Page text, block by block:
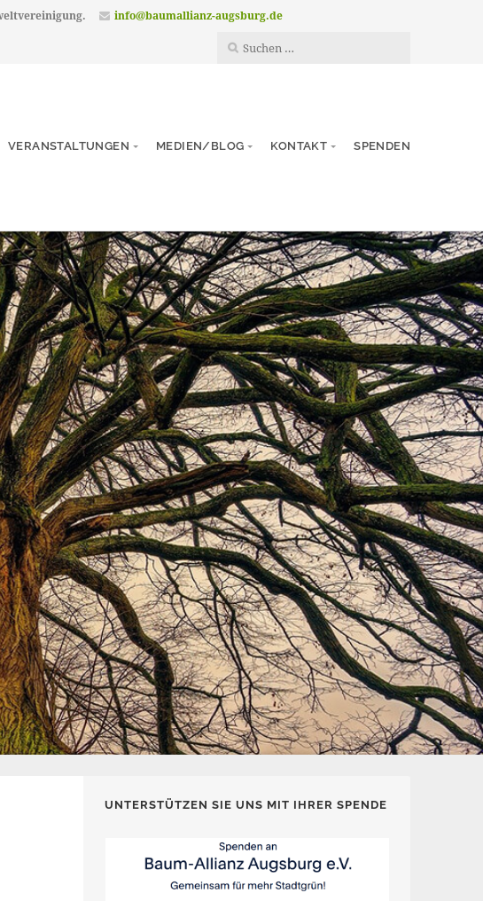
info@baumallianz-augsburg.de
VERANSTALTUNGEN MEDIEN/BLOG KONTAKT SPENDEN
UNTERSTÜTZEN SIE UNS MIT IHRER SPENDE